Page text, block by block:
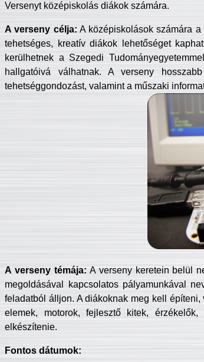
Versenyt középiskolás diákok számára.
A verseny célja: A középiskolások számára
tehetséges, kreatív diákok lehetőséget
kerülhetnek a Szegedi
hallgatóivá válhatnak. A verseny
tehetséggondozást, valamint a műszaki
A verseny témája: A verseny keretein belül
megoldásával kapcsolatos pályamunkával
feladatból álljon. A diákoknak meg kell
elemek, motorok, fejlesztő kitek,
elkészítenie.
Fontos dátumok: